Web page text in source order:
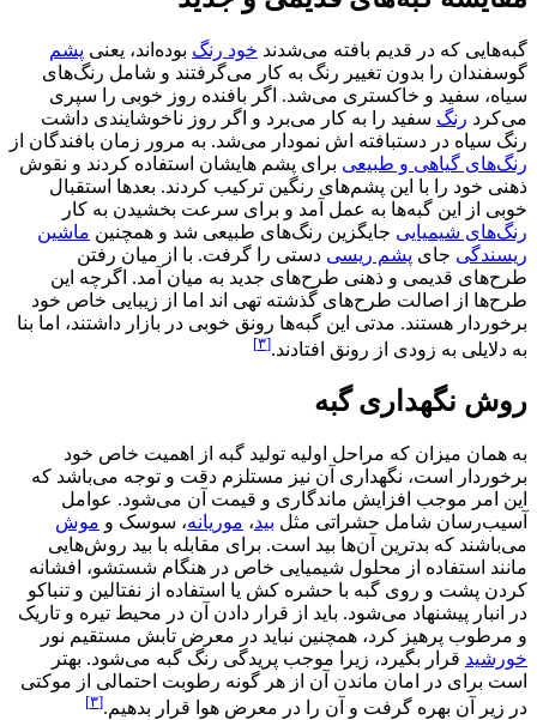
گبه‌هایی که در قدیم بافته می‌شدند خود رنگ بوده‌اند، یعنی پشم
گوسفندان را بدون تغییر رنگ به کار می‌گرفتند و شامل رنگ‌های
سیاه، سفید و خاکستری می‌شد. اگر بافنده روز خوبی را سپری
می‌کرد رنگ سفید را به کار می‌برد و اگر روز ناخوشایندی داشت
رنگ سیاه در دستبافته اش نمودار می‌شد. به مرور زمان بافندگان از
رنگ‌های گیاهی و طبیعی برای پشم هایشان استفاده کردند و نقوش
ذهنی خود را با این پشم‌های رنگین ترکیب کردند. بعدها استقبال
خوبی از این گبه‌ها به عمل آمد و برای سرعت بخشیدن به کار
رنگ‌های شیمیایی جایگزین رنگ‌های طبیعی شد و همچنین ماشین
ریسندگی جای پشم ریسی دستی را گرفت. با از میان رفتن
طرح‌های قدیمی و ذهنی طرح‌های جدید به میان آمد. اگرچه این
طرح‌ها از اصالت طرح‌های گذشته تهی اند اما از زیبایی خاص خود
برخوردار هستند. مدتی این گبه‌ها رونق خوبی در بازار داشتند، اما بنا
به دلایلی به زودی از رونق افتادند.[۳]
روش نگهداری گبه
به همان میزان که مراحل اولیه تولید گبه از اهمیت خاص خود
برخوردار است، نگهداری آن نیز مستلزم دقت و توجه می‌باشد که
این امر موجب افزایش ماندگاری و قیمت آن می‌شود. عوامل
آسیب‌رسان شامل حشراتی مثل بید، موریانه، سوسک و موش
می‌باشند که بدترین آن‌ها بید است. برای مقابله با بید روش‌هایی
مانند استفاده از محلول شیمیایی خاص در هنگام شستشو، افشانه
کردن پشت و روی گبه با حشره کش یا استفاده از نفتالین و تنباکو
در انبار پیشنهاد می‌شود. باید از قرار دادن آن در محیط تیره و تاریک
و مرطوب پرهیز کرد، همچنین نباید در معرض تابش مستقیم نور
خورشید قرار بگیرد، زیرا موجب پریدگی رنگ گبه می‌شود. بهتر
است برای در امان ماندن آن از هر گونه رطوبت احتمالی از موکتی
در زیر آن بهره گرفت و آن را در معرض هوا قرار بدهیم.[۳]